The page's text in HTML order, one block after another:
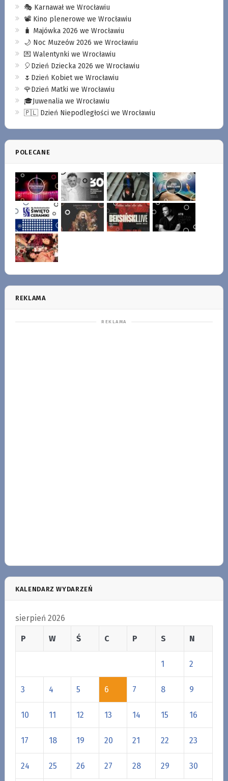
🎭 Karnawał we Wrocławiu
📽️ Kino plenerowe we Wrocławiu
🧳 Majówka 2026 we Wrocławiu
🌙 Noc Muzeów 2026 we Wrocławiu
💌 Walentynki we Wrocławiu
🎈Dzień Dziecka 2026 we Wrocławiu
🌷Dzień Kobiet we Wrocławiu
🌹Dzień Matki we Wrocławiu
🎓Juwenalia we Wrocławiu
🇵🇱 Dzień Niepodległości we Wrocławiu
POLECANE
REKLAMA
KALENDARZ WYDARZEŃ
sierpień 2026
P W Ś C P S N
1 2
3 4 5 6 7 8 9
10 11 12 13 14 15 16
17 18 19 20 21 22 23
24 25 26 27 28 29 30